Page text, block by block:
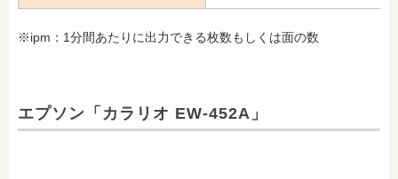
※ipm：1分間あたりに出力できる枚数もしくは面の数
エプソン「カラリオ EW-452A」